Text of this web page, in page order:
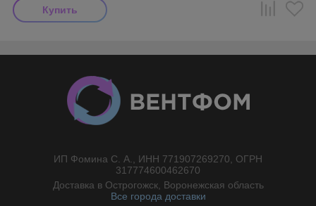
ИП Фомина С. А., ИНН 771907269270, ОГРН
317774600462670
Доставка в Острогожск, Воронежская область
Все города доставки